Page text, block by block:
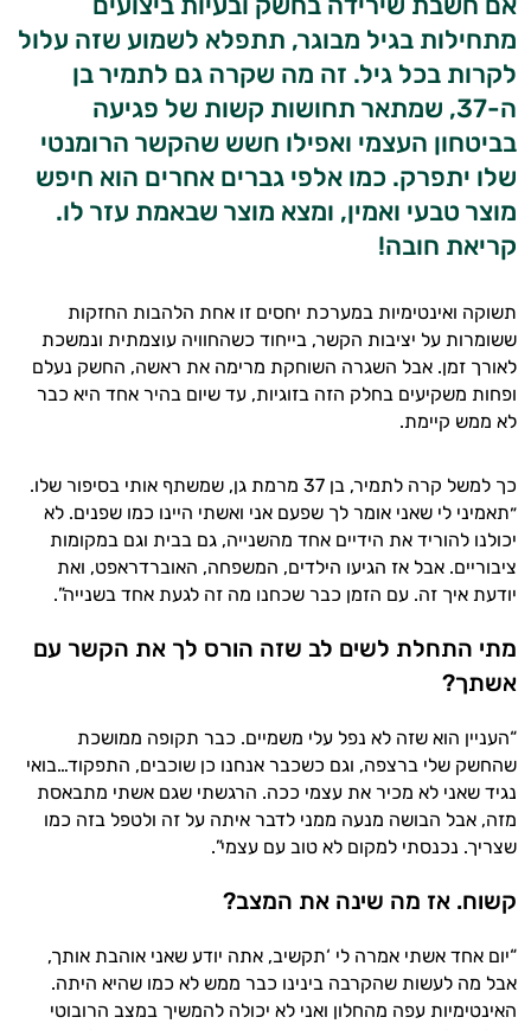
מתחילות בגיל מבוגר, תתפלא לשמוע שזה עלול
לקרות בכל גיל. זה מה שקרה גם לתמיר בן
ה-37, שמתאר תחושות קשות של פגיעה
בביטחון העצמי ואפילו חשש שהקשר הרומנטי
שלו יתפרק. כמו אלפי גברים אחרים הוא חיפש
מוצר טבעי ואמין, ומצא מוצר שבאמת עזר לו.
קריאת חובה!
תשוקה ואינטימיות במערכת יחסים זו אחת הלהבות החזקות
ששומרות על יציבות הקשר, בייחוד כשהחוויה עוצמתית ונמשכת
לאורך זמן. אבל השגרה השוחקת מרימה את ראשה, החשק נעלם
ופחות משקיעים בחלק הזה בזוגיות, עד שיום בהיר אחד היא כבר
לא ממש קיימת.
כך למשל קרה לתמיר, בן 37 מרמת גן, שמשתף אותי בסיפור שלו.
״תאמיני לי שאני אומר לך שפעם אני ואשתי היינו כמו שפנים. לא
יכולנו להוריד את הידיים אחד מהשנייה, גם בבית וגם במקומות
ציבוריים. אבל אז הגיעו הילדים, המשפחה, האוברדראפט, ואת
יודעת איך זה. עם הזמן כבר שכחנו מה זה לגעת אחד בשנייה”.
מתי התחלת לשים לב שזה הורס לך את הקשר עם
אשתך?
“העניין הוא שזה לא נפל עלי משמיים. כבר תקופה ממושכת
שהחשק שלי ברצפה, וגם כשכבר אנחנו כן שוכבים, התפקוד…בואי
נגיד שאני לא מכיר את עצמי ככה. הרגשתי שגם אשתי מתבאסת
מזה, אבל הבושה מנעה ממני לדבר איתה על זה ולטפל בזה כמו
שצריך. נכנסתי למקום לא טוב עם עצמי”.
קשוח. אז מה שינה את המצב?
“יום אחד אשתי אמרה לי ‘תקשיב, אתה יודע שאני אוהבת אותך,
אבל מה לעשות שהקרבה בינינו כבר ממש לא כמו שהיא היתה.
האינטימיות עפה מהחלון ואני לא יכולה להמשיך במצב הרובוטי